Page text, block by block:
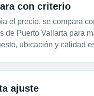
con criterio
el precio, se compara
de Puerto Vallarta para
ubicación y calidad
ajuste